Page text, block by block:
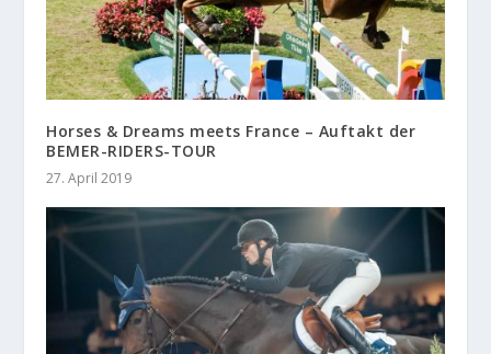
Horses & Dreams meets France – Auftakt der
BEMER-RIDERS-TOUR
27. April 2019